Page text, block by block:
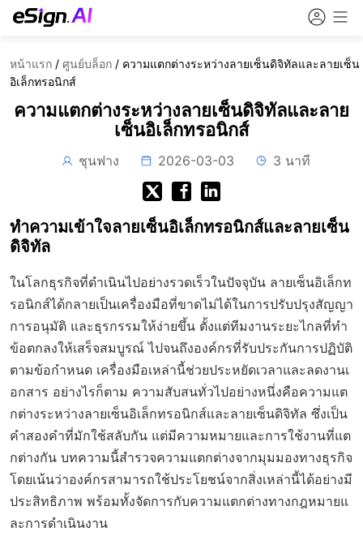
หน้าแรก / ศูนย์บล็อก / ความแตกต่างระหว่างลายเซ็นดิจิทัลและลายเซ็น
อิเล็กทรอนิกส์
ความแตกต่างระหว่างลายเซ็นดิจิทัลและลาย
เซ็นอิเล็กทรอนิกส์
ชุนฟาง 2026-03-03 3 นาที
ทำความเข้าใจลายเซ็นอิเล็กทรอนิกส์และลายเซ็น
ดิจิทัล
ในโลกธุรกิจที่ดำเนินไปอย่างรวดเร็วในปัจจุบัน ลายเซ็นอิเล็กท
รอนิกส์ได้กลายเป็นเครื่องมือที่ขาดไม่ได้ในการปรับปรุงสัญญา
การอนุมัติ และธุรกรรมให้ง่ายขึ้น ตั้งแต่ทีมงานระยะไกลที่ทำ
ข้อตกลงให้เสร็จสมบูรณ์ ไปจนถึงองค์กรที่รับประกันการปฏิบัติ
ตามข้อกำหนด เครื่องมือเหล่านี้ช่วยประหยัดเวลาและลดงานเ
อกสาร อย่างไรก็ตาม ความสับสนทั่วไปอย่างหนึ่งคือความแต
กต่างระหว่างลายเซ็นอิเล็กทรอนิกส์และลายเซ็นดิจิทัล ซึ่งเป็น
คำสองคำที่มักใช้สลับกัน แต่มีความหมายและการใช้งานที่แต
กต่างกัน บทความนี้สำรวจความแตกต่างจากมุมมองทางธุรกิจ
โดยเน้นว่าองค์กรสามารถใช้ประโยชน์จากสิ่งเหล่านี้ได้อย่างมี
ประสิทธิภาพ พร้อมทั้งจัดการกับความแตกต่างทางกฎหมายแ
ละการดำเนินงาน